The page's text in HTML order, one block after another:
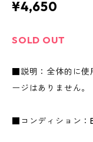
¥4,650
SOLD OUT
■説明：全体的に使
ージはありません。
■コンディション：